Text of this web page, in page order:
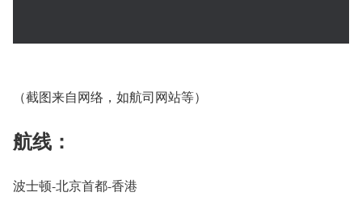
（截图来自网络，如航司网站等）
航线：
波士顿-北京首都-香港